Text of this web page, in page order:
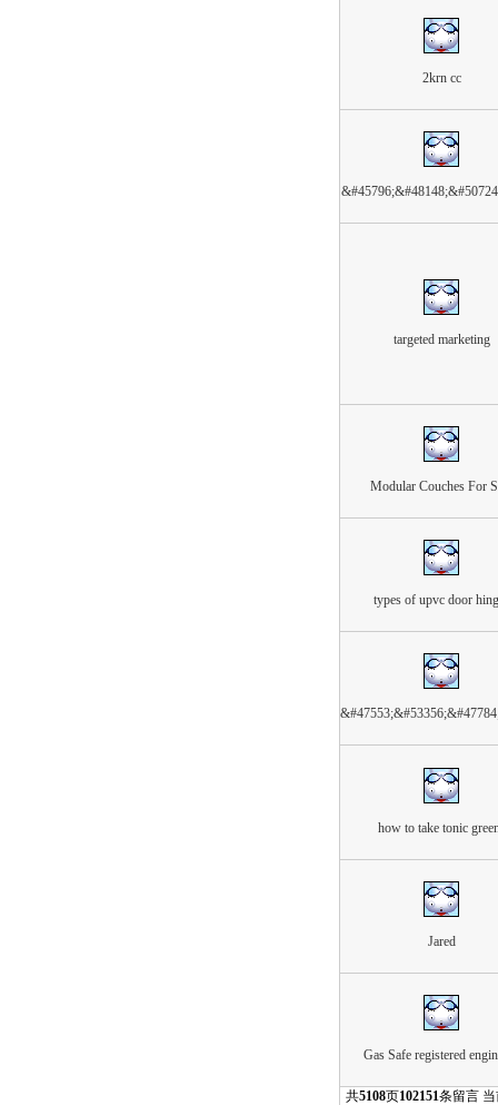
2krn cc
targeted marketing
Modular Couches For
types of upvc door
how to take tonic
Jared
Gas Safe registered
共5108页102151条留言